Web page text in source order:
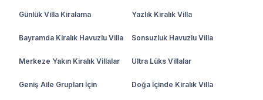
Günlük Villa Kiralama Yazlık Kiralık Villa
Bayramda Kiralık Havuzlu Villa Sonsuzluk Havuzlu Villa
Merkeze Yakın Kiralık Villalar Ultra Lüks Villalar
Geniş Aile Grupları İçin Doğa İçinde Kiralık Villa